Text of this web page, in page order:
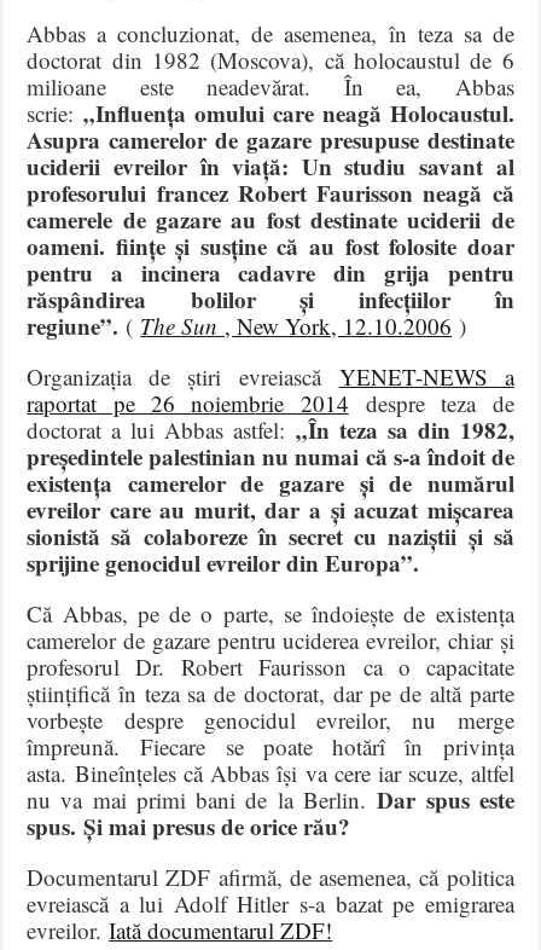
Abbas a concluzionat, de asemenea, în teza sa de
doctorat din 1982 (Moscova), că holocaustul de 6
milioane este neadevărat. În ea, Abbas
scrie:„Influența omului care neagă Holocaustul.
Asupra camerelor de gazare presupuse destinate
uciderii evreilor în viață: Un studiu savant al
profesorului francez Robert Faurisson neagă că
camerele de gazare au fost destinate uciderii de
oameni. ființe și susține că au fost folosite doar
pentru a incinera cadavre din grija pentru
răspândirea bolilor și infecțiilor în
regiune”. ( The Sun , New York, 12.10.2006 )
Organizația de știri evreiască YENET-NEWS a
raportat pe 26 noiembrie 2014 despre teza de
doctorat a lui Abbas astfel: „În teza sa din 1982,
președintele palestinian nu numai că s-a îndoit de
existența camerelor de gazare și de numărul
evreilor care au murit, dar a și acuzat mișcarea
sionistă să colaboreze în secret cu naziștii și să
sprijine genocidul evreilor din Europa”.
Că Abbas, pe de o parte, se îndoiește de existența
camerelor de gazare pentru uciderea evreilor, chiar și
profesorul Dr. Robert Faurisson ca o capacitate
științifică în teza sa de doctorat, dar pe de altă parte
vorbește despre genocidul evreilor, nu merge
împreună. Fiecare se poate hotărî în privința
asta. Bineînțeles că Abbas își va cere iar scuze, altfel
nu va mai primi bani de la Berlin.Dar spus este
spus. Și mai presus de orice rău?
Documentarul ZDF afirmă, de asemenea, că politica
evreiască a lui Adolf Hitler s-a bazat pe emigrarea
evreilor.Iată documentarul ZDF!